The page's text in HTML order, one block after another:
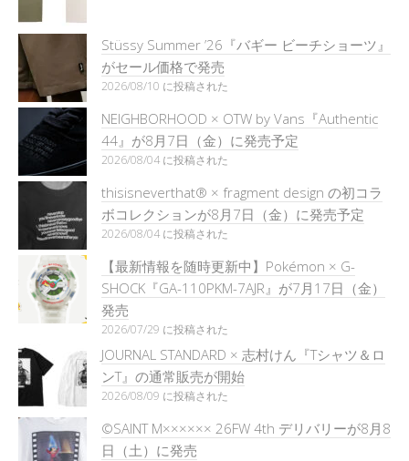
Stüssy Summer ’26『バギー ビーチショーツ』
がセール価格で発売
2026/08/10 に投稿された
NEIGHBORHOOD × OTW by Vans『Authentic
44』が8月7日（金）に発売予定
2026/08/04 に投稿された
thisisneverthat® × fragment design の初コラ
ボコレクションが8月7日（金）に発売予定
2026/08/04 に投稿された
【最新情報を随時更新中】Pokémon × G-
SHOCK『GA-110PKM-7AJR』が7月17日（金）
発売
2026/07/29 に投稿された
JOURNAL STANDARD × 志村けん『Tシャツ＆ロ
ンT』の通常販売が開始
2026/08/09 に投稿された
©SAINT M×××××× 26FW 4th デリバリーが8月8
日（土）に発売